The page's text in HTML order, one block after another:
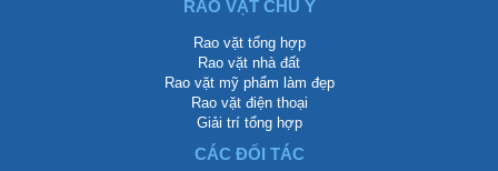
RAO VẶT CHÚ Ý
Rao vặt tổng hợp
Rao vặt nhà đất
Rao vặt mỹ phẩm làm đẹp
Rao vặt điện thoại
Giải trí tổng hợp
CÁC ĐỐI TÁC